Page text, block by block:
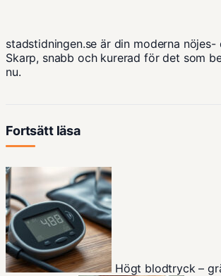
stadstidningen.se är din moderna nöjes-
Skarp, snabb och kurerad för det som
nu.
Fortsätt läsa
Högt blodtryck –